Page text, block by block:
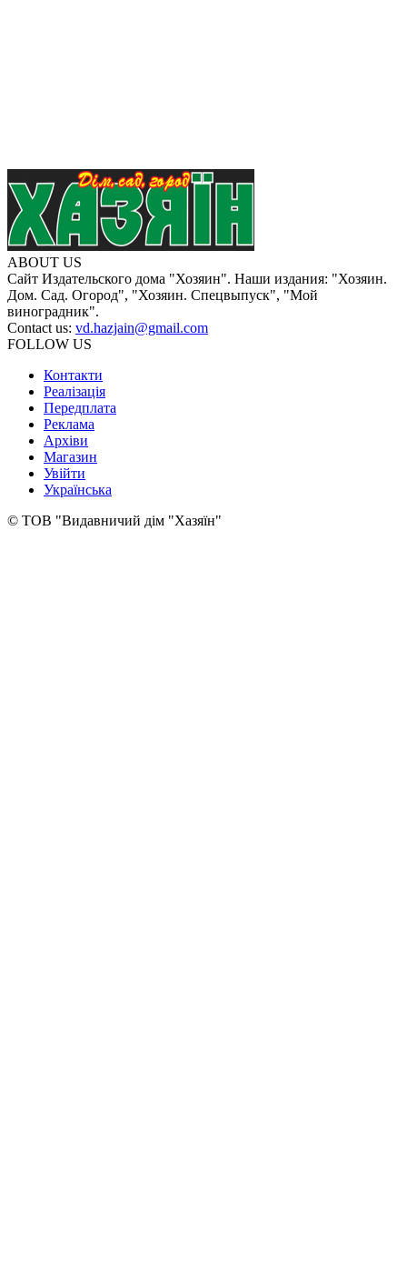
ABOUT US
Сайт Издательского дома "Хозяин". Наши издания: "Хозяин.
Дом. Сад. Огород", "Хозяин. Спецвыпуск", "Мой
виноградник".
Contact us: vd.hazjain@gmail.com
FOLLOW US
Контакти
Реалізація
Передплата
Реклама
Архіви
Магазин
Увійти
Українська
© ТОВ "Видавничий дім "Хазяїн"